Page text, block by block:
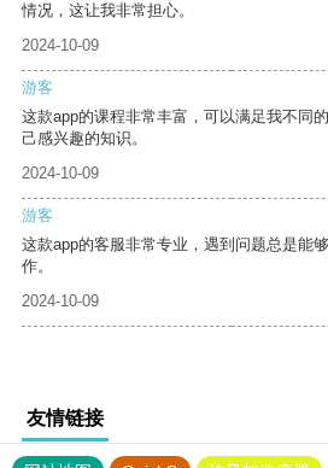
情况，这让我非常担心。
2024-10-09
游客
这款app的课程非常丰富，可以满足我不同
己感兴趣的知识。
2024-10-09
游客
这款app的客服非常专业，遇到问题总是能
作。
2024-10-09
友情链接